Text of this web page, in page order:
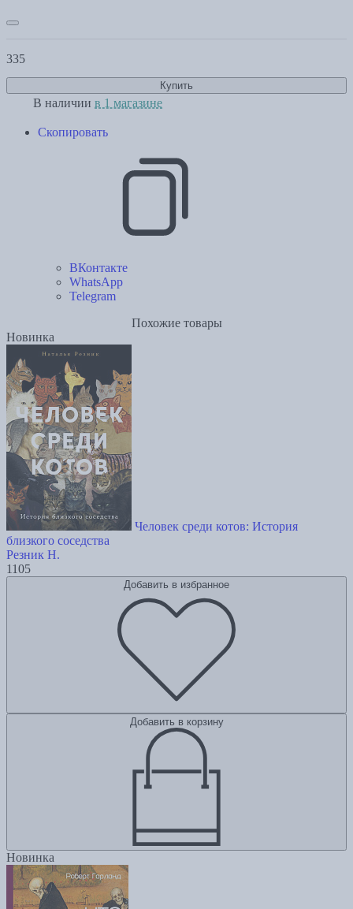
335
Купить
В наличии в 1 магазине
Скопировать
ВКонтакте
WhatsApp
Telegram
Похожие товары
Новинка
Человек среди котов: История
близкого соседства
Резник Н.
1105
Добавить в избранное
Добавить в корзину
Новинка